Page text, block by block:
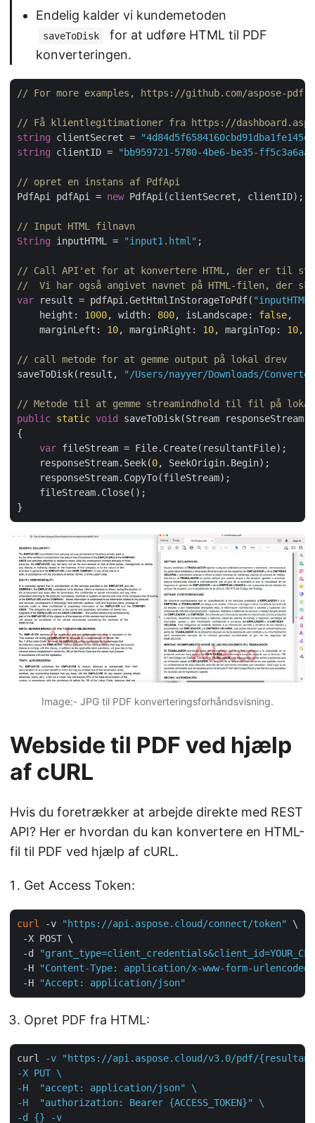
Endelig kalder vi kundemetoden
saveToDisk
for at udføre HTML til PDF
konverteringen.
// For more examples, https://github.com/aspose-pdf-
// Få klientlegitimationer fra https://
string clientSecret =
string clientID = "bb959721-5780-4be6-be35-
// opret en instans af PdfApi
PdfApi pdfApi = new PdfApi(clientSecret, clientID);
// Input HTML filnavn
String inputHTML = "input1.html" ;
// Call API'et for at konvertere HTML, der er til
//  Vi har også angivet navnet på HTML-filen, der
var result = pdfApi.GetHtmlInStorageToPdf(
    height:
1000, width: 800, isLandscape: false,
    marginLeft:
10, marginRight: 10, marginTop: 10,
// call metode for at gemme output på lokal drev
saveToDisk(result,
"/Users/nayyer/Downloads/
// Metode til at gemme streamindhold til fil på
public static void
saveToDisk(Stream responseStream,
{
var fileStream = File.Create(resultantFile);
    responseStream.Seek(
0, SeekOrigin.Begin);
    responseStream.CopyTo(fileStream);
    fileStream.Close();
Image:- JPG til PDF konverteringsforhåndsvisning.
Webside til PDF ved hjælp
af cURL
Hvis du foretrækker at arbejde direkte med REST
API? Her er hvordan du kan konvertere en HTML-
fil til PDF ved hjælp af cURL.
Get Access Token:
curl -v "https://api.aspose.cloud/connect/token"
\
-X POST \
-d
-H
"Content-Type: application/x-www-form-urlencoded"
-H
"Accept: application/json"
Opret PDF fra HTML:
curl
-v "https://api.aspose.cloud/v3.0/pdf/
-X PUT \
-H  "accept: application/json" \
-H  "authorization: Bearer {ACCESS_TOKEN}" \
-d {} -v